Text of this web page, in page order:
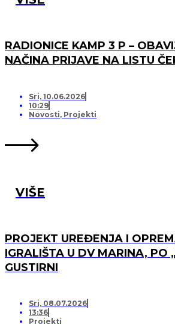
RADIONICE KAMP 3 P –
NAČINA PRIJAVE NA LISTU
Sri, 10.06.2026
10:29
Novosti, Projekti
VIŠE
PROJEKT UREĐENJA I
IGRALIŠTA U DV MARINA, PO
GUSTIRNI
Sri, 08.07.2026
13:36
Projekti